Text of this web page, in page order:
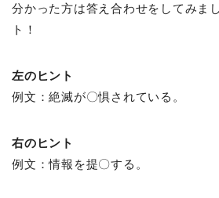
分かった方は答え合わせをしてみま
ト！
左のヒント
例文：絶滅が〇惧されている。
右のヒント
例文：情報を提〇する。